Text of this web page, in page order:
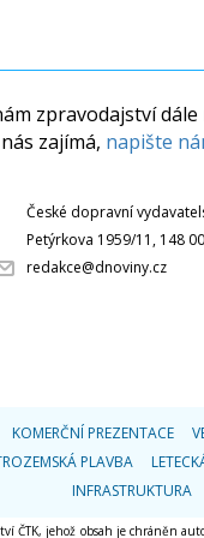
zpravodajství dále
zajímá, napište
České dopravní
Petýrkova 1959/11, 148
redakce@dnoviny.cz
KOMERČNÍ PREZENTACE
PLAVBA
INFRASTRUKTURA
ČTK, jehož obsah je